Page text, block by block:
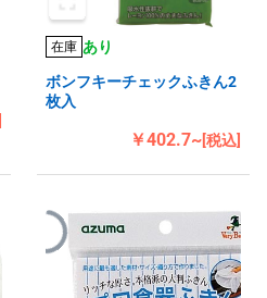
在庫 あり
ボンフキーチェックふきん2
枚入
￥402.7~[税込]